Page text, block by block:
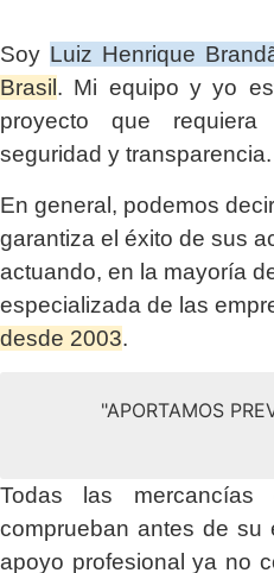
Soy Luiz Henrique
Brasil . Mi equipo y yo
proyecto que requiera
seguridad y transparencia.
En general, podemos
garantiza el éxito de sus
actuando, en la mayoría
especializada de las
desde 2003.
"APORTAMOS
Todas las
comprueban antes de su
apoyo profesional ya no